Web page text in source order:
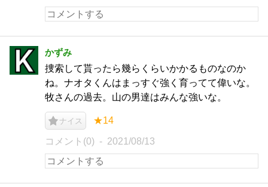
かずみ
捜索して貰ったら幾らくらいかかるものなのか
ね。ナオタくんはまっすぐ強く育ってて偉いな。
牧さんの過去。山の男達はみんな強いな。
ナイス ★14
コメント(0) 2021/08/13